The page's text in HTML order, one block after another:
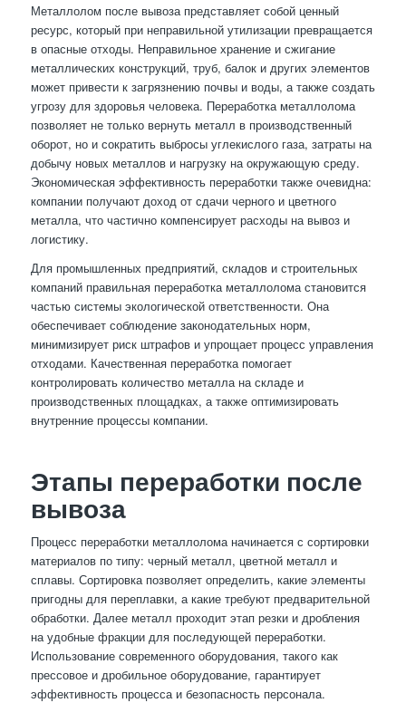
Металлолом после вывоза представляет собой ценный
ресурс, который при неправильной утилизации превращается
в опасные отходы. Неправильное хранение и сжигание
металлических конструкций, труб, балок и других элементов
может привести к загрязнению почвы и воды, а также создать
угрозу для здоровья человека. Переработка металлолома
позволяет не только вернуть металл в производственный
оборот, но и сократить выбросы углекислого газа, затраты на
добычу новых металлов и нагрузку на окружающую среду.
Экономическая эффективность переработки также очевидна:
компании получают доход от сдачи черного и цветного
металла, что частично компенсирует расходы на вывоз и
логистику.
Для промышленных предприятий, складов и строительных
компаний правильная переработка металлолома становится
частью системы экологической ответственности. Она
обеспечивает соблюдение законодательных норм,
минимизирует риск штрафов и упрощает процесс управления
отходами. Качественная переработка помогает
контролировать количество металла на складе и
производственных площадках, а также оптимизировать
внутренние процессы компании.
Этапы переработки после
вывоза
Процесс переработки металлолома начинается с сортировки
материалов по типу: черный металл, цветной металл и
сплавы. Сортировка позволяет определить, какие элементы
пригодны для переплавки, а какие требуют предварительной
обработки. Далее металл проходит этап резки и дробления
на удобные фракции для последующей переработки.
Использование современного оборудования, такого как
прессовое и дробильное оборудование, гарантирует
эффективность процесса и безопасность персонала.